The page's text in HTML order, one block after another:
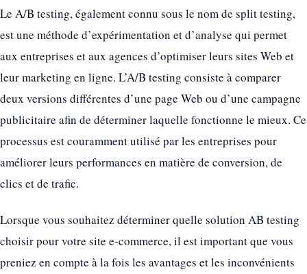
Le A/B testing, également connu sous le nom de split testing,
est une méthode d’expérimentation et d’analyse qui permet
aux entreprises et aux agences d’optimiser leurs sites Web et
leur marketing en ligne. L’A/B testing consiste à comparer
deux versions différentes d’une page Web ou d’une campagne
publicitaire afin de déterminer laquelle fonctionne le mieux. Ce
processus est couramment utilisé par les entreprises pour
améliorer leurs performances en matière de conversion, de
clics et de trafic.
Lorsque vous souhaitez déterminer quelle solution AB testing
choisir pour votre site e-commerce, il est important que vous
preniez en compte à la fois les avantages et les inconvénients